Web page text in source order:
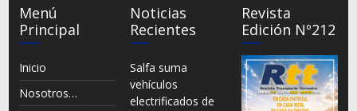
Menú
Principal
Inicio
Nosotros…
Noticias
Recientes
Salfa suma
vehículos
electrificados de
Revista
Edición Nº212